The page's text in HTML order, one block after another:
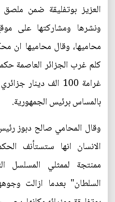
العزيز بوتفليقة ضمن
ونشرها ومشاركتها على
كلم غرب الجزائر العاصمة
بالمساس برئيس الجمهورية.
وقال المحامي صالح دبوز
الانسان انها ستستأنف
ممنتجة لممثلي المسلسل
السلطان" بعدما ازالت